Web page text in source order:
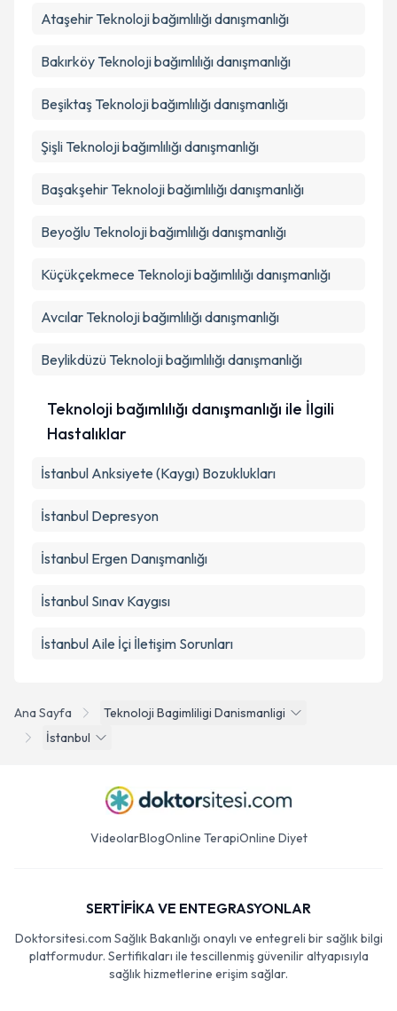
Ana Sayfa
Teknoloji Bagimliligi Danismanligi
İstanbul
Ataşehir Teknoloji bağımlılığı danışmanlığı
Bakırköy Teknoloji bağımlılığı danışmanlığı
Beşiktaş Teknoloji bağımlılığı danışmanlığı
Şişli Teknoloji bağımlılığı danışmanlığı
Başakşehir Teknoloji bağımlılığı danışmanlığı
Beyoğlu Teknoloji bağımlılığı danışmanlığı
Küçükçekmece Teknoloji bağımlılığı danışmanlığı
Avcılar Teknoloji bağımlılığı danışmanlığı
Beylikdüzü Teknoloji bağımlılığı danışmanlığı
Teknoloji bağımlılığı danışmanlığı ile İlgili
Hastalıklar
İstanbul Anksiyete (Kaygı) Bozuklukları
İstanbul Depresyon
İstanbul Ergen Danışmanlığı
İstanbul Sınav Kaygısı
İstanbul Aile İçi İletişim Sorunları
VideolarBlogOnline TerapiOnline Diyet
SERTİFİKA VE ENTEGRASYONLAR
Doktorsitesi.com Sağlık Bakanlığı onaylı ve entegreli bir sağlık bilgi
platformudur. Sertifikaları ile tescillenmiş güvenilir altyapısıyla
sağlık hizmetlerine erişim sağlar.